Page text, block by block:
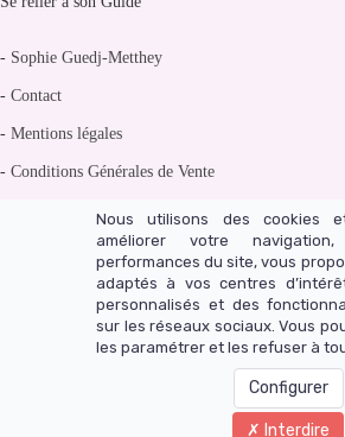
- Sophie Guedj-Metthey
- Contact
- Mentions légales
- Conditions Générales de Vente
Politique de confidentialité
Un site réalisé avec LearnyBox
Nous utilisons des cookies
améliorer votre
performances du site, vous
adaptés à vos centres
personnalisés et des
sur les réseaux sociaux. Vous
les paramétrer et les refuser à
Configurer
Interdire